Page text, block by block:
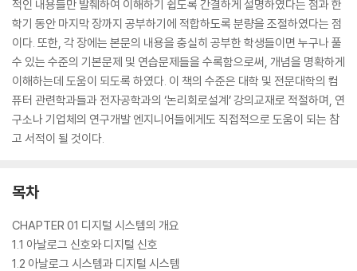
적인 내용들만 발췌하여 이해하기 쉽도록 간결하게 설명하였다는 점과 한
학기 동안 마지막 장까지 공부하기에 적합하도록 분량을 조절하였다는 점
이다. 또한, 각 장에는 본문의 내용을 충실히 공부한 학생들이면 누구나 풀
수 있는 수준의 기본문제 및 연습문제들을 수록함으로써, 개념을 명확하게
이해하는데 도움이 되도록 하였다. 이 책의 수준은 대학 및 전문대학의 컴
퓨터 관련학과들과 전자공학과의 ‘논리회로설계’ 강의교재로 적절하며, 연
구소나 기업체의 연구개발 엔지니어들에게도 직접적으로 도움이 되는 참
고 서적이 될 것이다.
목차
CHAPTER 01 디지털 시스템의 개요
1.1 아날로그 신호와 디지털 신호
1.2 아날로그 시스템과 디지털 시스템